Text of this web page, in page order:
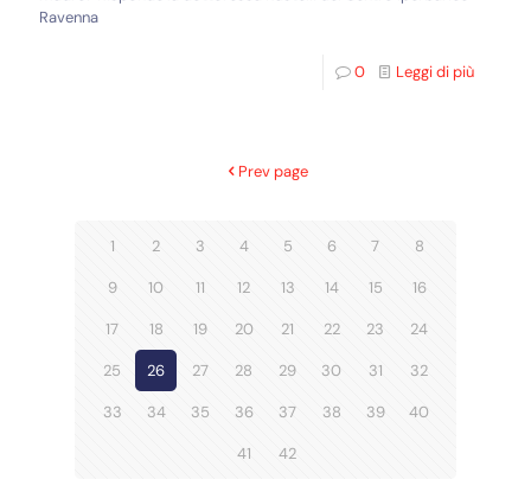
Ravenna
0 Leggi di più
Prev page
1 2 3 4 5 6 7 8
9 10 11 12 13 14 15 16
17 18 19 20 21 22 23 24
25 26 27 28 29 30 31 32
33 34 35 36 37 38 39 40
41 42